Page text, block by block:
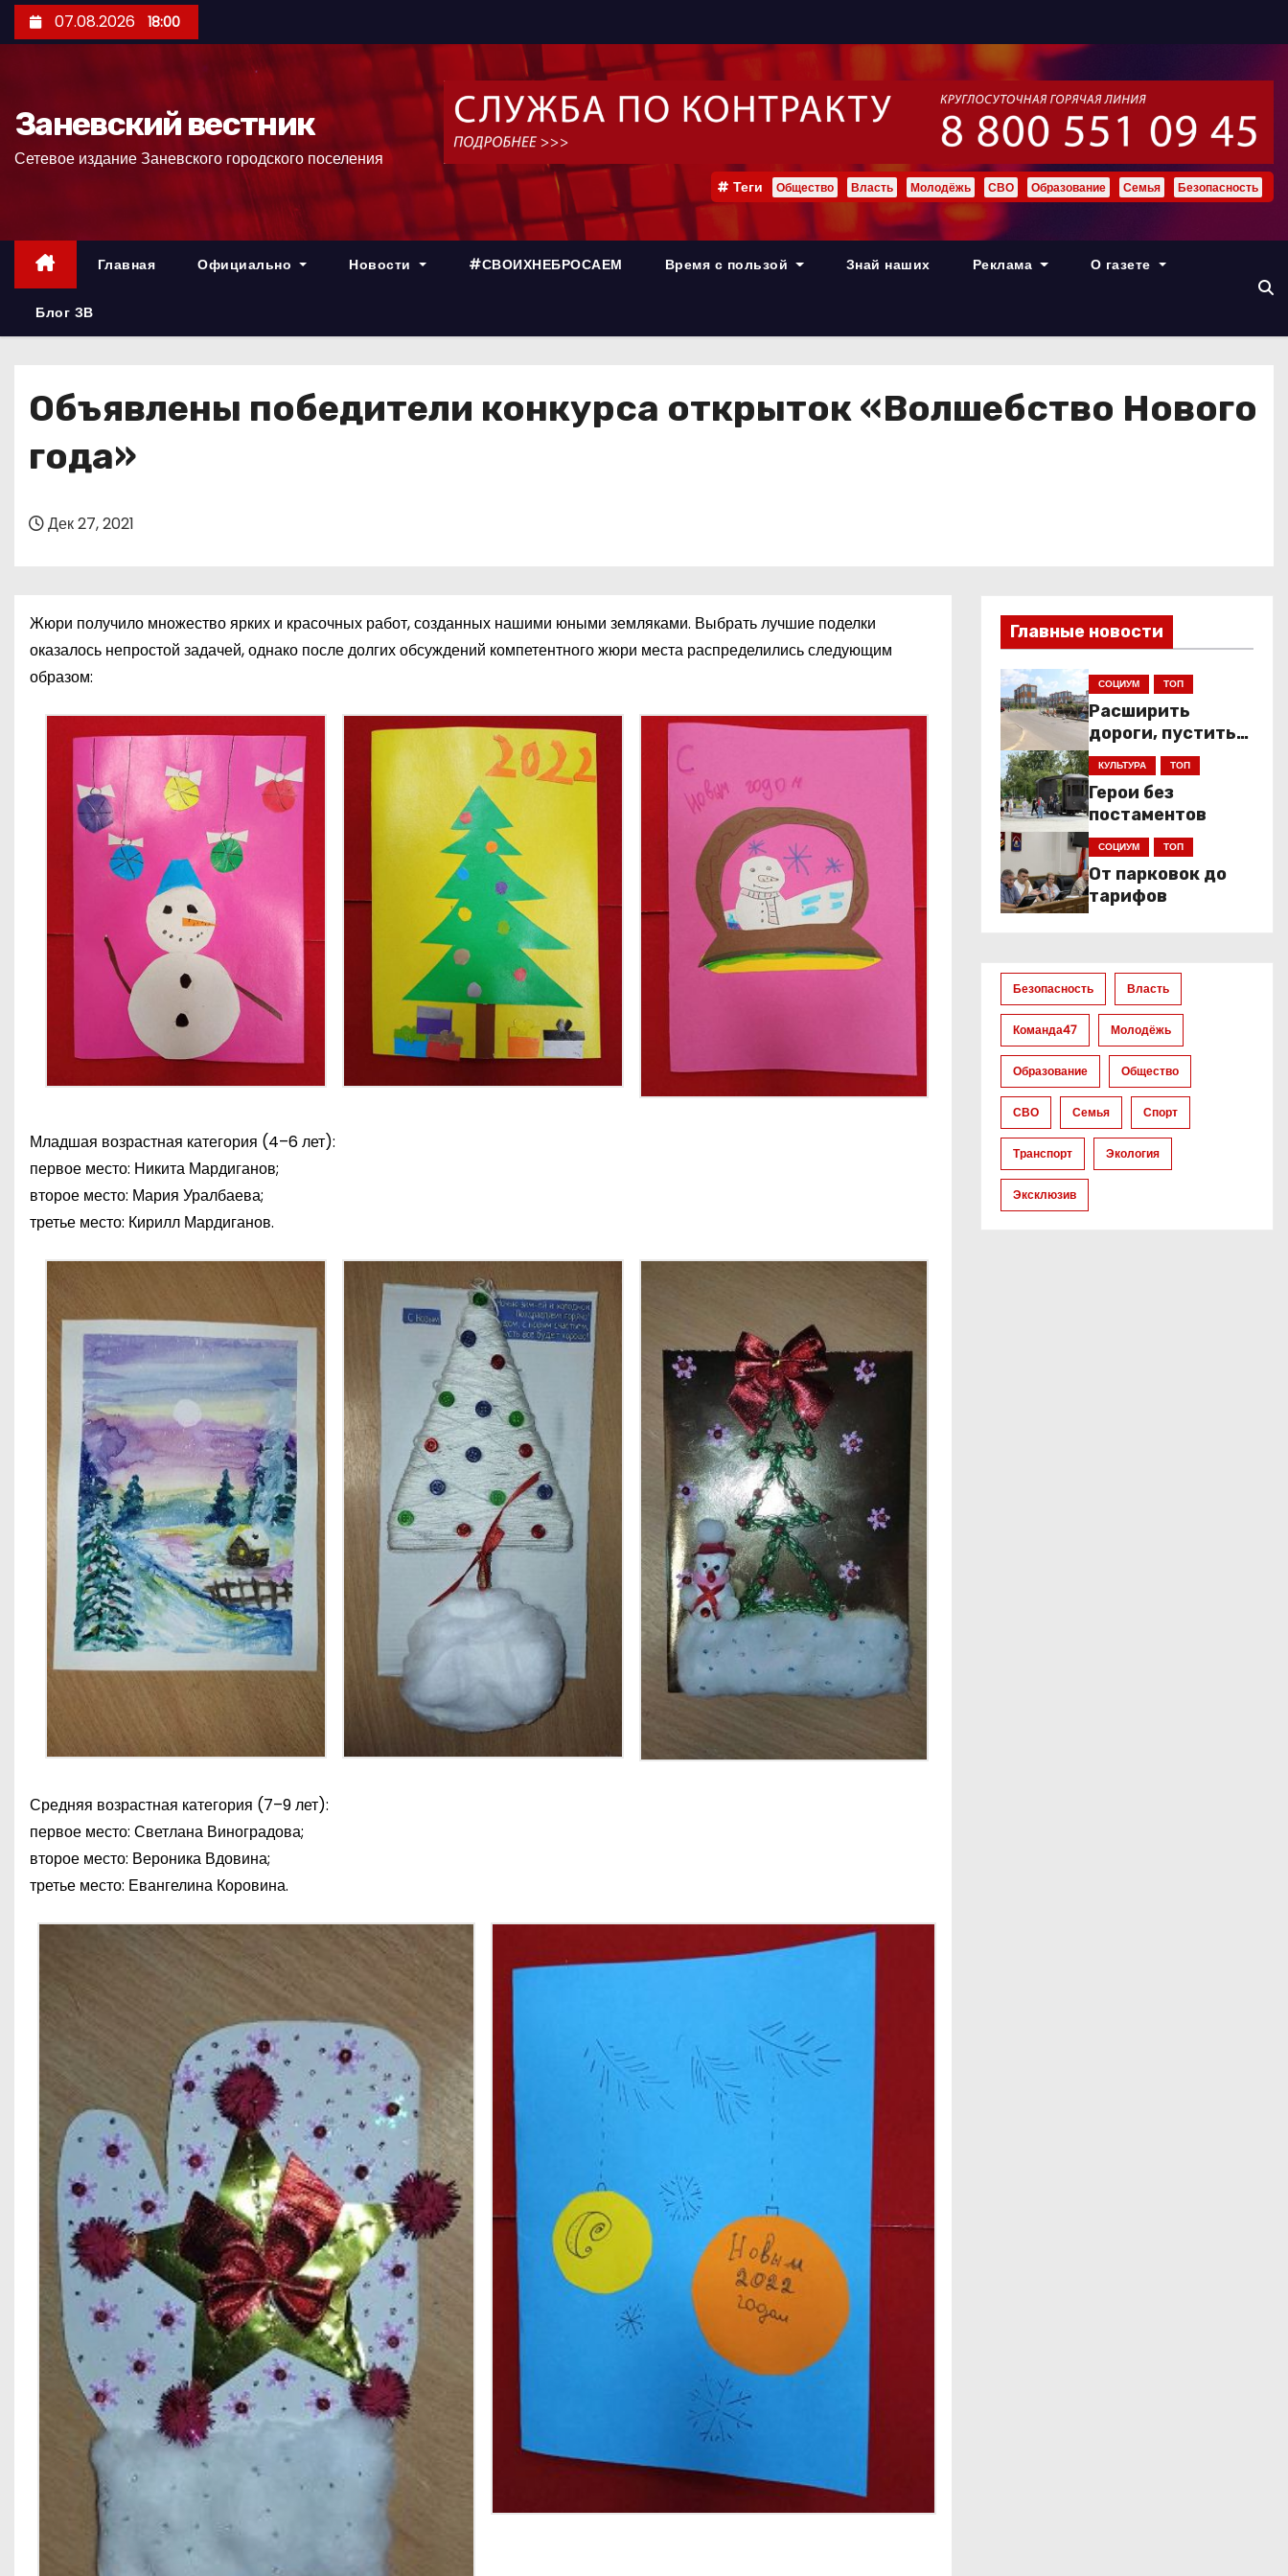
е
р
07.08.2026 18:00
Заневский вестник
Сетевое издание Заневского городского поселения
Теги Общество Власть Молодёжь СВО Образование Семья Безопасность
Главная Официально Новости #СВОИХНЕБРОСАЕМ Время с пользой Знай наших Реклама О газете
Блог ЗВ
Объявлены победители конкурса открыток «Волшебство Нового
года»
Дек 27, 2021
Жюри получило множество ярких и красочных работ, созданных нашими юными земляками. Выбрать лучшие поделки
оказалось непростой задачей, однако после долгих обсуждений компетентного жюри места распределились следующим
образом:
Младшая возрастная категория (4–6 лет):
первое место: Никита Мардиганов;
второе место: Мария Уралбаева;
третье место: Кирилл Мардиганов.
Средняя возрастная категория (7–9 лет):
первое место: Светлана Виноградова;
второе место: Вероника Вдовина;
третье место: Евангелина Коровина.
Главные новости
СОЦИУМ ТОП
Расширить
дороги, пустить
низкопольники
КУЛЬТУРА ТОП
Герои без
постаментов
СОЦИУМ ТОП
От парковок до
тарифов
Безопасность Власть
Команда47 Молодёжь
Образование Общество
СВО Семья Спорт
Транспорт Экология
Эксклюзив